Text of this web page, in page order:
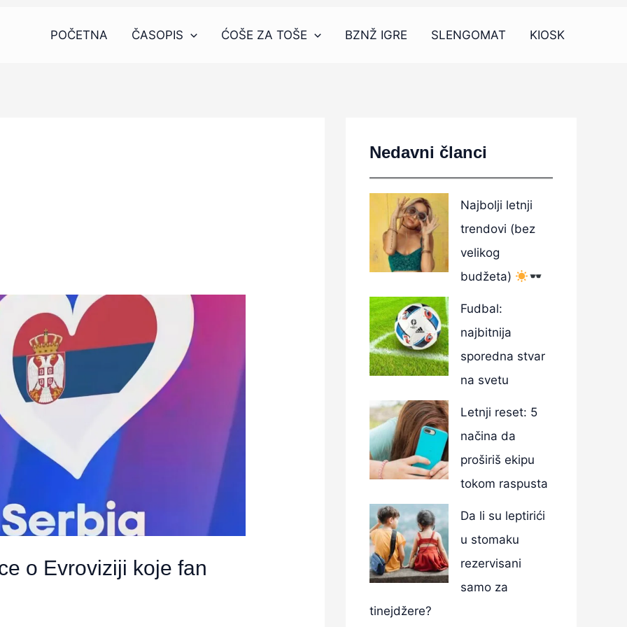
POČETNA ČASOPIS ĆOŠE ZA TOŠE BZNŽ IGRE SLENGOMAT KIOSK
o Evroviziji koje fan
Nedavni članci
Najbolji letnji
trendovi (bez
velikog
budžeta)
Fudbal:
najbitnija
sporedna stvar
na svetu
Letnji reset: 5
načina da
proširiš ekipu
tokom raspusta
Da li su leptirići
u stomaku
rezervisani
samo za
tinejdžere?